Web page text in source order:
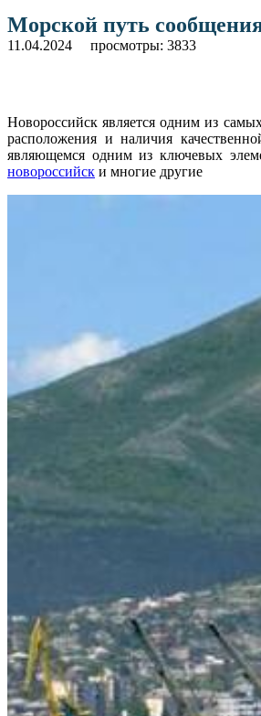
Морской путь
11.04.2024 просмотры: 3833
Новороссийск является одним из
расположения и наличия
являющемся одним из ключевых
новороссийск и многие другие